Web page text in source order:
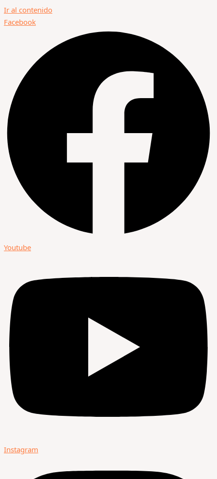
Ir al contenido
Facebook
Youtube
Instagram